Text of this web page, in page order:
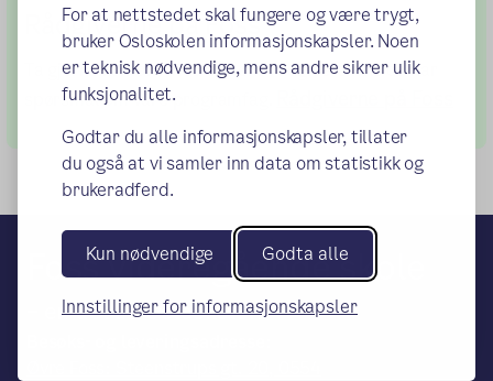
For at nettstedet skal fungere og være trygt,
bruker Osloskolen informasjonskapsler. Noen
er teknisk nødvendige, mens andre sikrer ulik
funksjonalitet.
Godtar du alle informasjonskapsler, tillater
du også at vi samler inn data om statistikk og
brukeradferd.
Kun nødvendige Godta alle
Innstillinger for informasjonskapsler
Rådgiverne på Foss
Ta gjerne kontakt med skolens rådgivere hvis du har
spørsmål om våre programfag.
Foss videregående skole
– en del av Osloskolen